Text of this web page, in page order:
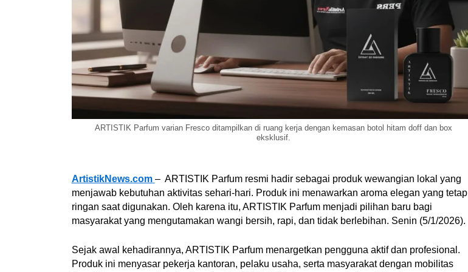
ARTISTIK Parfum varian Fresco ditampilkan di ruang kerja dengan kemasan botol hitam doff dan box
eksklusif.
ArtistikNews.com – ARTISTIK Parfum resmi hadir sebagai produk wewangian lokal yang
menjawab kebutuhan aktivitas sehari-hari. Produk ini menawarkan aroma elegan yang tetap
ringan saat digunakan. Oleh karena itu, ARTISTIK Parfum menjadi pilihan baru bagi
masyarakat yang mengutamakan wangi bersih, rapi, dan tidak berlebihan. Senin (5/1/2026).
Sejak awal kehadirannya, ARTISTIK Parfum menargetkan pengguna aktif dan profesional.
Produk ini menyasar pekerja kantoran, pelaku usaha, serta masyarakat dengan mobilitas